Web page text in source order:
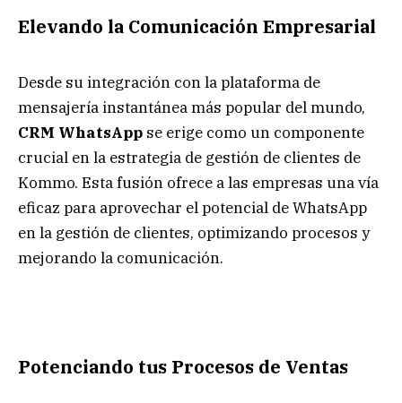
Elevando la Comunicación Empresarial
Desde su integración con la plataforma de
mensajería instantánea más popular del mundo,
CRM WhatsApp se erige como un componente
crucial en la estrategia de gestión de clientes de
Kommo. Esta fusión ofrece a las empresas una vía
eficaz para aprovechar el potencial de WhatsApp
en la gestión de clientes, optimizando procesos y
mejorando la comunicación.
Potenciando tus Procesos de Ventas